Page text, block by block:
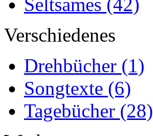
Verschiedenes
Drehbücher (1)
Songtexte (6)
Tagebücher (28)